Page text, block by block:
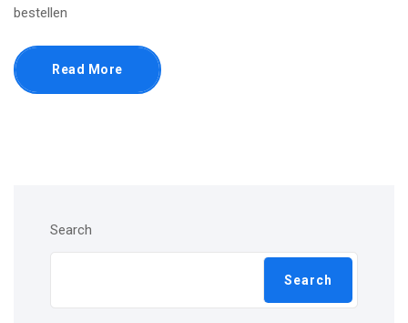
bestellen
Read More
Search
Search